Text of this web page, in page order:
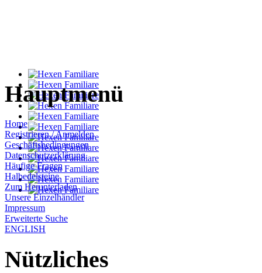
Hauptmenü
Home
Registrieren / Anmelden
Geschäftsbedingungen
Datenschutzerklärung
Häufige Fragen
Halbedelsteine
Zum Herunterladen
Unsere Einzelhändler
Impressum
Erweiterte Suche
ENGLISH
Nützliches